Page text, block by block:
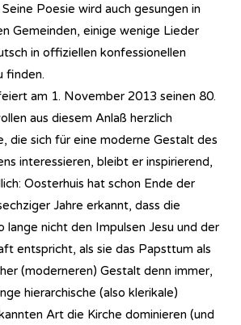
Poesie wird auch gesungen in
Gemeinden, einige wenige Lieder
in offiziellen konfessionellen
finden.
am 1. November 2013 seinen 80.
aus diesem Anlaß herzlich
die sich für eine moderne Gestalt des
interessieren, bleibt er inspirierend,
Oosterhuis hat schon Ende der
Jahre erkannt, dass die
lange nicht den Impulsen Jesu und der
entspricht, als sie das Papsttum als
(moderneren) Gestalt denn immer,
hierarchische (also klerikale)
Art die Kirche dominieren (und